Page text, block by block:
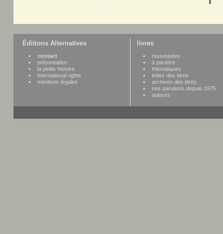
Éditions Alternatives
contact
présentation
la petite histoire
international rights
mentions légales
livres
nouveautes
à paraître
thématiques
index des titres
archives des titres
nos parutions depuis 1975
auteurs